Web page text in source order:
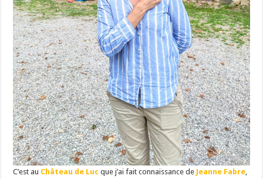
C’est au Château de Luc que j’ai fait connaissance de Jeanne Fabre